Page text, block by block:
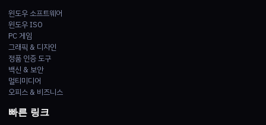
윈도우 소프트웨어
윈도우 ISO
PC 게임
그래픽 & 디자인
정품 인증 도구
백신 & 보안
멀티미디어
오피스 & 비즈니스
빠른 링크